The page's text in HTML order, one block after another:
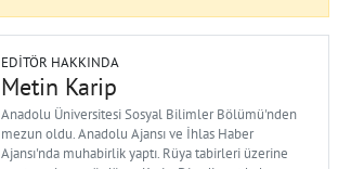
EDITÖR HAKKINDA
Metin Karip
Anadolu Üniversitesi Sosyal Bilimler Bölümü'nden
mezun oldu. Anadolu Ajansı ve İhlas Haber
Ajansı'nda muhabirlik yaptı. Rüya tabirleri üzerine